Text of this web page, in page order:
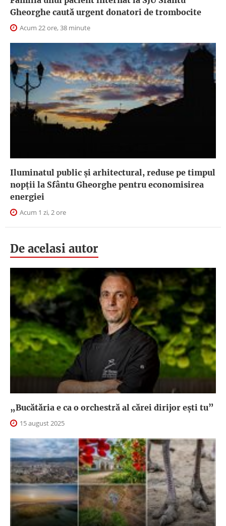
Gheorghe caută urgent donatori de trombocite
Acum 22 ore, 38 minute
Iluminatul public şi arhitectural, reduse pe timpul
nopţii la Sfântu Gheorghe pentru economisirea
energiei
Acum 1 zi, 2 ore
De acelasi autor
„Bucătăria e ca o orchestră al cărei dirijor ești tu”
15 august 2025